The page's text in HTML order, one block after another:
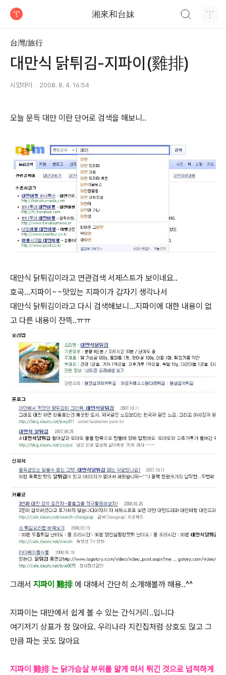
湘來和台妹
台灣/旅行
대만식 닭튀김-지파이(雞排)
시앙라이 2008. 8. 4. 16:54
오늘 문득 대만 이란 단어로 검색을 해보니..
대만식 닭튀김이라고 연관검색 서제스트가 보이네요..
호곡...지파이~~맛있는 지파이가 갑자기 생각나서
대만식 닭튀김이라고 다시 검색해보니...지파이에 대한 내용이 없
고 다른 내용이 잔뜩..ㅠㅠ
그래서 지파이 雞排에 대해서 간단히 소개해볼까 해용..^^
지파이는 대만에서 쉽게 볼 수 있는 간식거리..입니다
여기저기 상표가 참 많아요. 우리나라 치킨집처럼 상호도 많고 그
만큼 파는 곳도 많아요
지파이 雞排 는 닭가슴살 부위를 얇게 떠서 튀긴 것으로 넙적하게